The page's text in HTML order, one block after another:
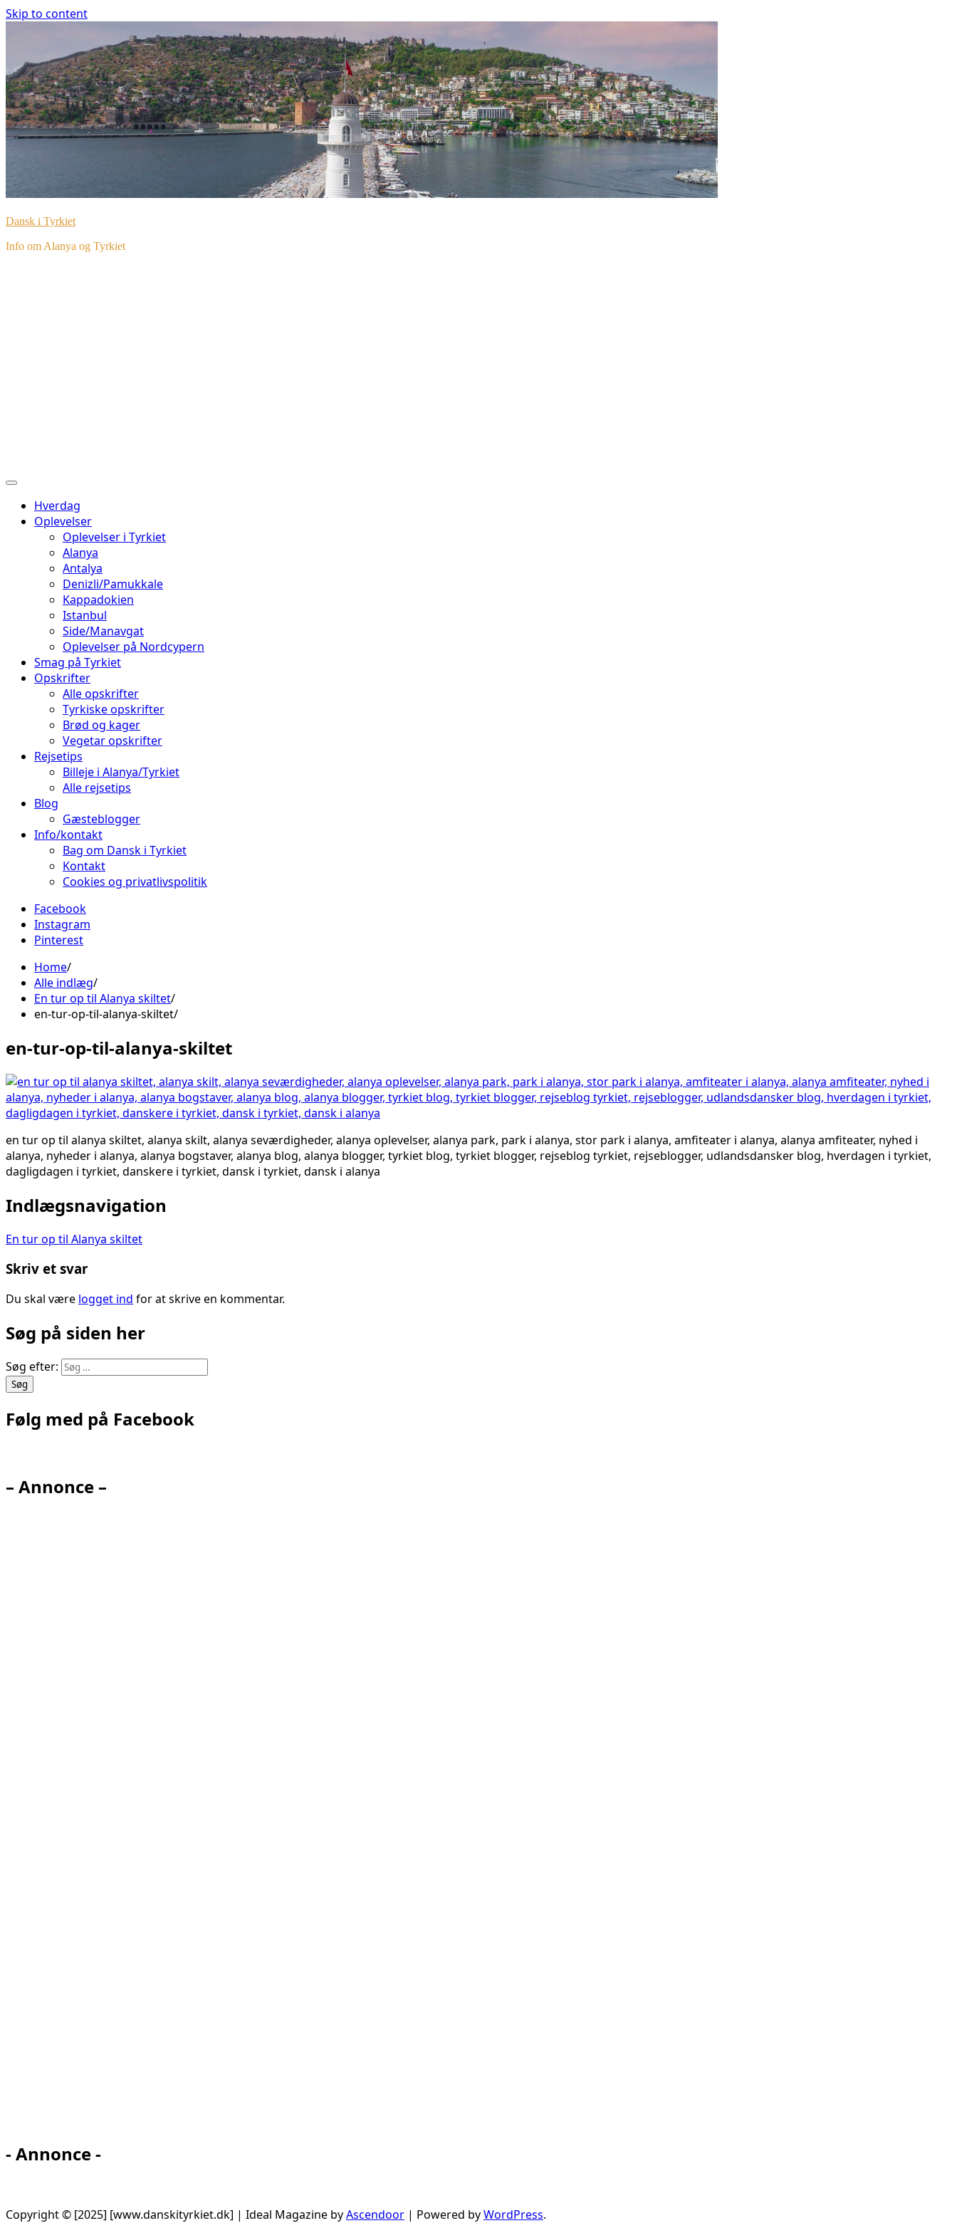
Skip to content
Dansk i Tyrkiet
Info om Alanya og Tyrkiet
Hverdag
Oplevelser
Oplevelser i Tyrkiet
Alanya
Antalya
Denizli/Pamukkale
Kappadokien
Istanbul
Side/Manavgat
Oplevelser på Nordcypern
Smag på Tyrkiet
Opskrifter
Alle opskrifter
Tyrkiske opskrifter
Brød og kager
Vegetar opskrifter
Rejsetips
Billeje i Alanya/Tyrkiet
Alle rejsetips
Blog
Gæsteblogger
Info/kontakt
Bag om Dansk i Tyrkiet
Kontakt
Cookies og privatlivspolitik
Facebook
Instagram
Pinterest
Home
Alle indlæg
En tur op til Alanya skiltet
en-tur-op-til-alanya-skiltet
en-tur-op-til-alanya-skiltet
en tur op til alanya skiltet, alanya skilt, alanya seværdigheder, alanya oplevelser, alanya park, park i alanya, stor park i alanya, amfiteater i alanya, alanya amfiteater, nyhed i
alanya, nyheder i alanya, alanya bogstaver, alanya blog, alanya blogger, tyrkiet blog, tyrkiet blogger, rejseblog tyrkiet, rejseblogger, udlandsdansker blog, hverdagen i tyrkiet,
dagligdagen i tyrkiet, danskere i tyrkiet, dansk i tyrkiet, dansk i alanya
Indlægsnavigation
En tur op til Alanya skiltet
Skriv et svar
Du skal være logget ind for at skrive en kommentar.
Søg på siden her
Søg efter:
Følg med på Facebook
– Annonce –
- Annonce -
Copyright © [2025] [www.danskityrkiet.dk] | Ideal Magazine byAscendoor | Powered byWordPress.